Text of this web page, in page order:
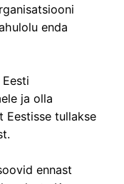
enda
ja olla
Eestisse tullakse
ennast